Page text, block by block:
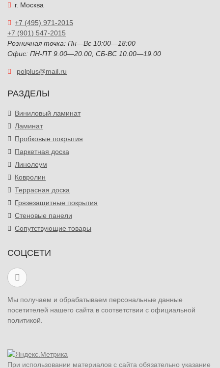
г. Москва
+7 (495) 971-2015
+7 (901) 547-2015
Розничная точка: Пн—Вс 10:00—18:00
Офис: ПН-ПТ 9.00—20.00, СБ-ВС 10.00—19.00
polplus@mail.ru
РАЗДЕЛЫ
Виниловый ламинат
Ламинат
Пробковые покрытия
Паркетная доска
Линолеум
Ковролин
Террасная доска
Грязезащитные покрытия
Стеновые панели
Сопутствующие товары
СОЦСЕТИ
Мы получаем и обрабатываем персональные данные
посетителей нашего сайта в соответствии с официальной
политикой.
При использовании материалов с сайта обязательно указание